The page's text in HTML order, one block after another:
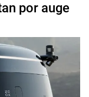
por auge